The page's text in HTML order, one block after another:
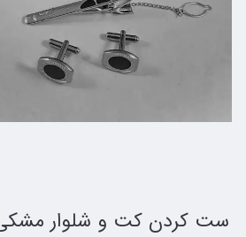
ست کردن کت و شلوار